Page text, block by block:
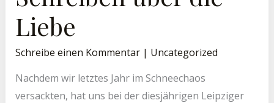
Liebe
Schreibe einen Kommentar | Uncategorized
Nachdem wir letztes Jahr im Schneechaos
versackten, hat uns bei der diesjährigen Leipziger